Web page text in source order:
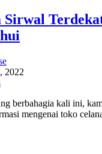
Sirwal
2022
berbahagia kali ini,
mengenai toko